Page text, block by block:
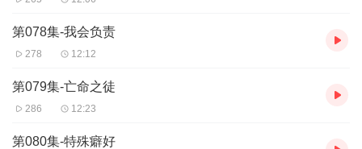
第078集-我会负责
278 12:12
第079集-亡命之徒
286 12:23
第080集-特殊癖好